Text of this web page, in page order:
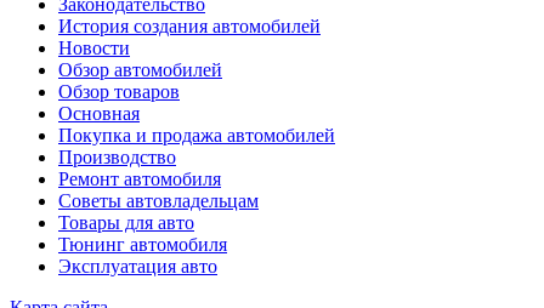
История создания автомобилей
Новости
Обзор автомобилей
Обзор товаров
Основная
Покупка и продажа автомобилей
Производство
Ремонт автомобиля
Советы автовладельцам
Товары для авто
Тюнинг автомобиля
Эксплуатация авто